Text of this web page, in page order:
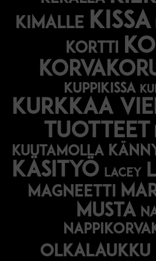
kimalle kissa
kortti
kuppikissa
Kurkkaa
tuotteet
kuutamolla
käsityö lacey
magneetti
musta
olkalaukku